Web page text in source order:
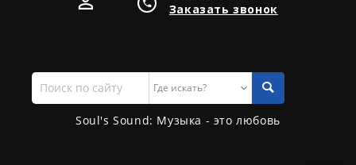
Заказать звонок
Поиск
по
сайту
Soul's Sound: Музыка - это любовь